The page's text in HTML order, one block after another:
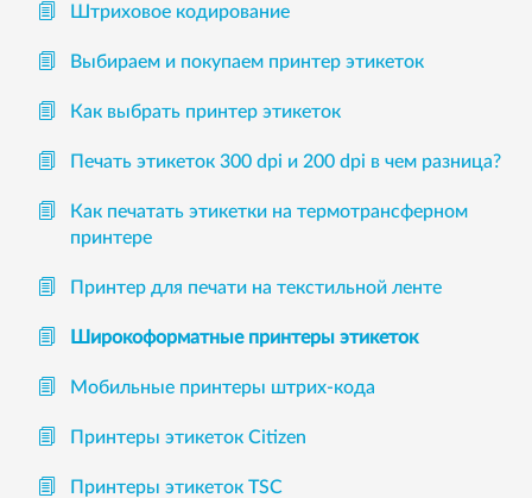
Штриховое кодирование
Выбираем и покупаем принтер этикеток
Как выбрать принтер этикеток
Печать этикеток 300 dpi и 200 dpi в чем разница?
Как печатать этикетки на термотрансферном
принтере
Принтер для печати на текстильной ленте
Широкоформатные принтеры этикеток
Мобильные принтеры штрих-кода
Принтеры этикеток Citizen
Принтеры этикеток TSC